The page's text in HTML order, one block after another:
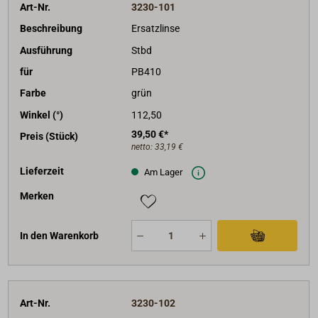
Art-Nr.
3230-101
Beschreibung
Ersatzlinse
Ausführung
Stbd
für
PB410
Farbe
grün
Winkel (°)
112,50
Preis (Stück)
39,50 €*
netto: 33,19 €
Lieferzeit Am Lager
Merken
In den Warenkorb
Art-Nr.
3230-102